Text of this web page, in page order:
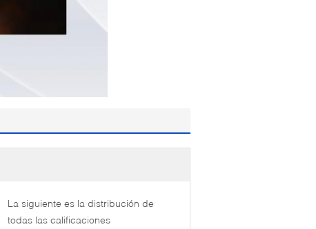
La siguiente es la distribución de
todas las calificaciones